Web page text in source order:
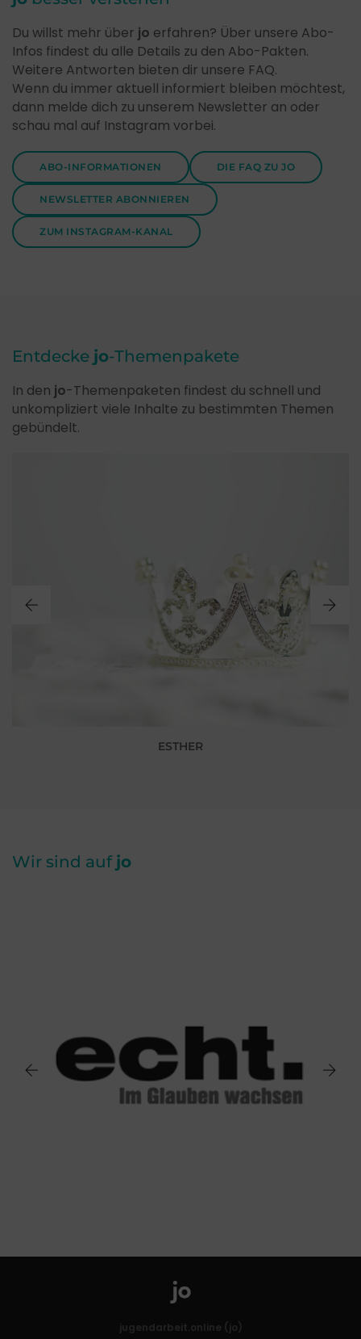
Du willst mehr über jo erfahren? Über unsere Abo-
Infos findest du alle Details zu den Abo-Pakten.
Weitere Antworten bieten dir unsere FAQ.
Wenn du immer aktuell informiert bleiben möchtest,
dann melde dich zu unserem Newsletter an oder
schau mal auf Instagram vorbei.
ABO-INFORMATIONEN DIE FAQ ZU JO
NEWSLETTER ABONNIEREN
ZUM INSTAGRAM-KANAL
Entdecke jo-Themenpakete
In den jo-Themenpaketen findest du schnell und
unkompliziert viele Inhalte zu bestimmten Themen
gebündelt.
ESTHER
Wir sind auf jo
jugendarbeit.online (jo)